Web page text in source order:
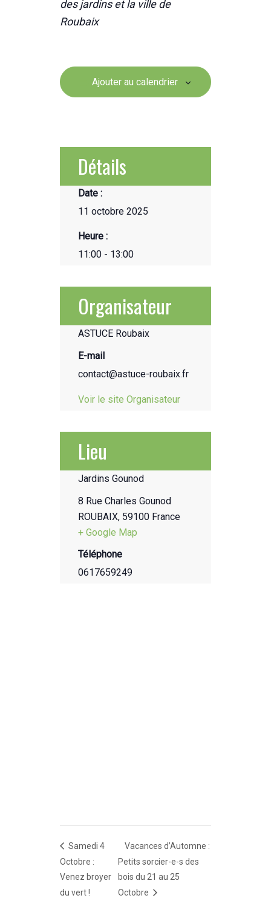
des jardins et la ville de
Roubaix
Ajouter au calendrier
Détails
Date :
11 octobre 2025
Heure :
11:00 - 13:00
Organisateur
ASTUCE Roubaix
E-mail
contact@astuce-roubaix.fr
Voir le site Organisateur
Lieu
Jardins Gounod
8 Rue Charles Gounod
ROUBAIX, 59100 France
+ Google Map
Téléphone
0617659249
Samedi 4
Octobre :
Venez broyer
du vert !
Vacances d’Automne :
Petits sorcier-e-s des
bois du 21 au 25
Octobre